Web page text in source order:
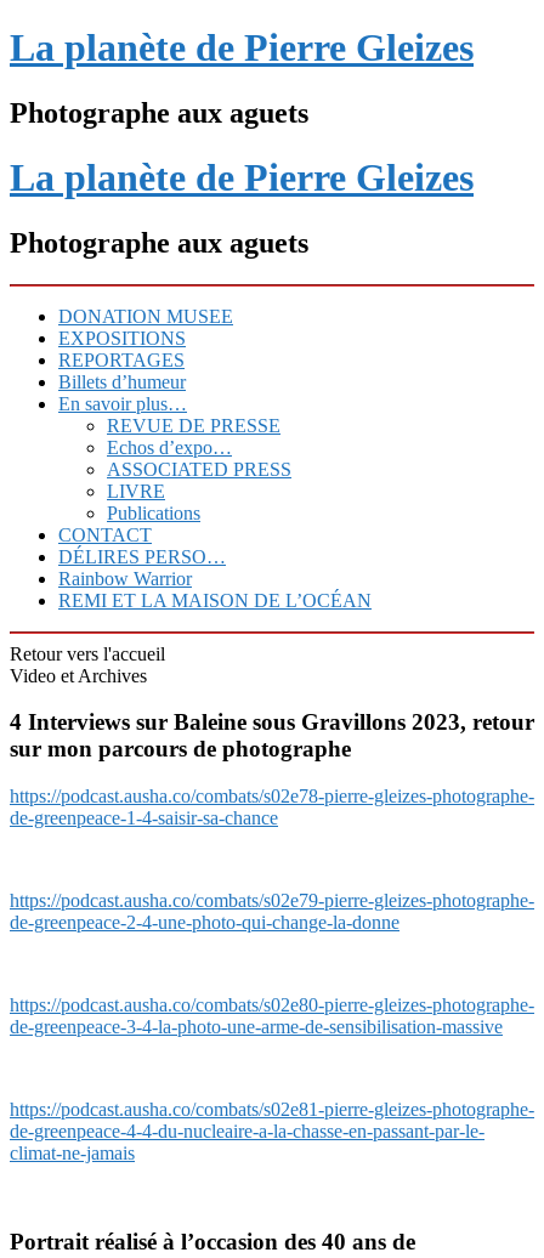
La planète de Pierre Gleizes
Photographe aux aguets
La planète de Pierre Gleizes
Photographe aux aguets
content
DONATION MUSEE
EXPOSITIONS
REPORTAGES
Billets d’humeur
En savoir plus…
REVUE DE PRESSE
Echos d’expo…
ASSOCIATED PRESS
LIVRE
Publications
CONTACT
DÉLIRES PERSO…
Rainbow Warrior
REMI ET LA MAISON DE L’OCÉAN
Retour vers l'accueil
Video et Archives
4 Interviews sur Baleine sous Gravillons 2023, retour
sur mon parcours de photographe
https://podcast.ausha.co/combats/s02e78-pierre-gleizes-photographe-
de-greenpeace-1-4-saisir-sa-chance
https://podcast.ausha.co/combats/s02e79-pierre-gleizes-photographe-
de-greenpeace-2-4-une-photo-qui-change-la-donne
https://podcast.ausha.co/combats/s02e80-pierre-gleizes-photographe-
de-greenpeace-3-4-la-photo-une-arme-de-sensibilisation-massive
https://podcast.ausha.co/combats/s02e81-pierre-gleizes-photographe-
de-greenpeace-4-4-du-nucleaire-a-la-chasse-en-passant-par-le-
climat-ne-jamais
Portrait réalisé à l’occasion des 40 ans de